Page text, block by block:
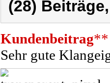
(28)
Kundenbeitrag**
Sehr gute